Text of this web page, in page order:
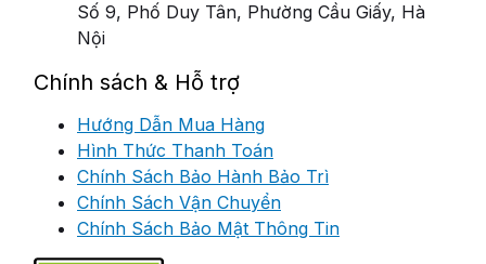
Số 9, Phố Duy Tân, Phường Cầu Giấy, Hà
Nội
Chính sách & Hỗ trợ
Hướng Dẫn Mua Hàng
Hình Thức Thanh Toán
Chính Sách Bảo Hành Bảo Trì
Chính Sách Vận Chuyển
Chính Sách Bảo Mật Thông Tin